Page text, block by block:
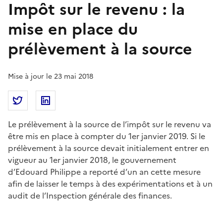
Impôt sur le revenu : la
mise en place du
prélèvement à la source
Mise à jour le 23 mai 2018
Partager la page
Partager Impôt sur le revenu : la mise en place
Le prélèvement à la source de l’impôt sur le revenu va
être mis en place à compter du 1er janvier 2019. Si le
prélèvement à la source devait initialement entrer en
vigueur au 1er janvier 2018, le gouvernement
d’Edouard Philippe a reporté d’un an cette mesure
afin de laisser le temps à des expérimentations et à un
audit de l’Inspection générale des finances.